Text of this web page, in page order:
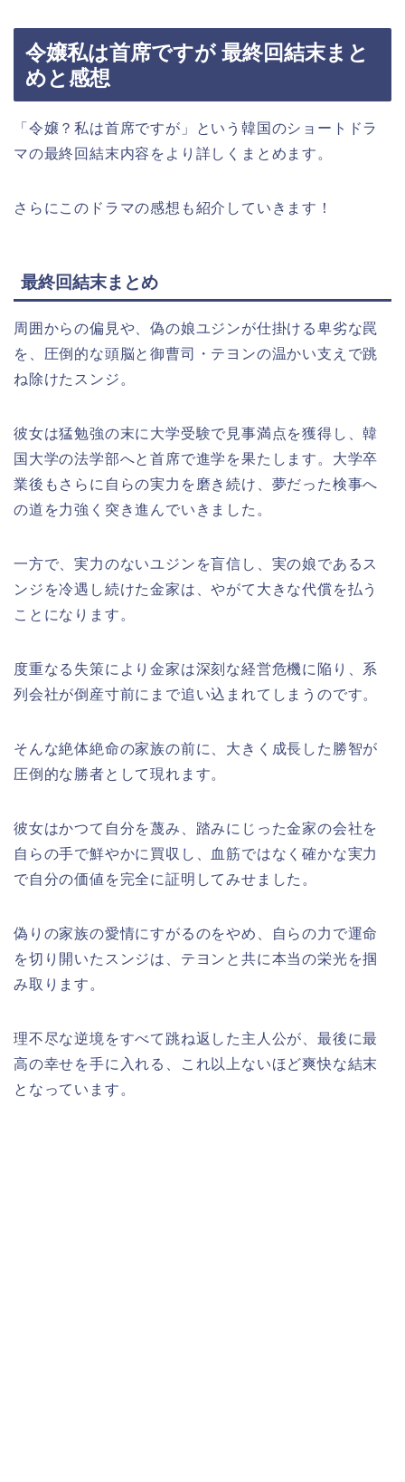
令嬢私は首席ですが 最終回結末まと
めと感想
「令嬢？私は首席ですが」という韓国のショートドラ
マの最終回結末内容をより詳しくまとめます。
さらにこのドラマの感想も紹介していきます！
最終回結末まとめ
周囲からの偏見や、偽の娘ユジンが仕掛ける卑劣な罠
を、圧倒的な頭脳と御曹司・テヨンの温かい支えで跳
ね除けたスンジ。
彼女は猛勉強の末に大学受験で見事満点を獲得し、韓
国大学の法学部へと首席で進学を果たします。大学卒
業後もさらに自らの実力を磨き続け、夢だった検事へ
の道を力強く突き進んでいきました。
一方で、実力のないユジンを盲信し、実の娘であるス
ンジを冷遇し続けた金家は、やがて大きな代償を払う
ことになります。
度重なる失策により金家は深刻な経営危機に陥り、系
列会社が倒産寸前にまで追い込まれてしまうのです。
そんな絶体絶命の家族の前に、大きく成長した勝智が
圧倒的な勝者として現れます。
彼女はかつて自分を蔑み、踏みにじった金家の会社を
自らの手で鮮やかに買収し、血筋ではなく確かな実力
で自分の価値を完全に証明してみせました。
偽りの家族の愛情にすがるのをやめ、自らの力で運命
を切り開いたスンジは、テヨンと共に本当の栄光を掴
み取ります。
理不尽な逆境をすべて跳ね返した主人公が、最後に最
高の幸せを手に入れる、これ以上ないほど爽快な結末
となっています。